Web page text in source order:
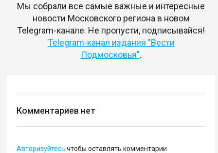
Мы собрали все самые важные и интересные
новости Московского региона в новом
Telegram-канале. Не пропусти, подписывайся!
Telegram-канал издания "Вести
Подмосковья".
Комментариев нет
Авторизуйтесь чтобы оставлять комментарии